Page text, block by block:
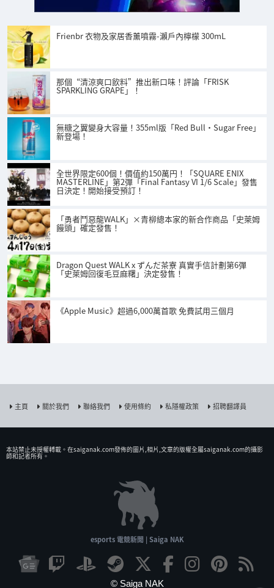
Frienbr 衣物及家居香薰噴霧-瀨戶內檸檬 300mL
那個“清涼爽口飲料”推出新口味！評論「FRISK
SPARKLING GRAPE」！
無糖之翼變身大容量！355ml版「Red Bull・Sugar Free」
新登場！
全世界限定600個！價值約150萬円！「SQUARE ENIX
MASTERLINE」第2彈「Final Fantasy VI 1/6 Scale」發售
日決定！開始接受預訂！
「勇者鬥惡龍WALK」×青柳總本家的新合作商品「史萊姆
饅頭」確定發售！
Dragon Quest WALK x ずんだ茶寮 真實手信計劃第6彈
「史萊姆回復毛豆麻糬」決定發售！
《Apple Music》超過6,000萬首歌 免費試用三個月
主頁 關於我們 聯絡我們 使用條約 私隱權政策 招聘翻譯員
本站禁止未授權𨍭載。在saiganak.com發佈的圖片,相片,文章的版權全屬saiganak.com的攝影
師和記者所有。
esports 電競新聞 | Saiga NAK
© Saiga NAK